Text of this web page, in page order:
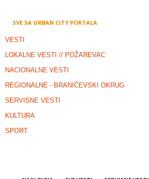
SVE SA URBAN CITY PORTALA
VESTI
LOKALNE VESTI // POŽAREVAC
NACIONALNE VESTI
REGIONALNE - BRANIČEVSKI OKRUG
SERVISNE VESTI
KULTURA
SPORT